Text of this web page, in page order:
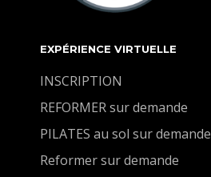
EXPÉRIENCE VIRTUELLE
INSCRIPTION
REFORMER sur demande
PILATES au sol sur demande
Reformer sur demande